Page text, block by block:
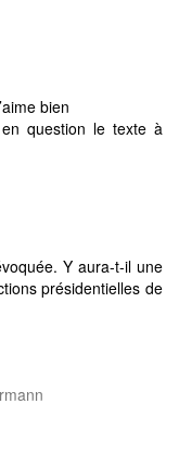
bien
question le texte à
Y aura-t-il une
présidentielles de